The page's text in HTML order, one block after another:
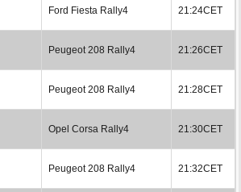
Ford Fiesta Rally4 21:24CET
Peugeot 208 Rally4 21:26CET
Peugeot 208 Rally4 21:28CET
Opel Corsa Rally4 21:30CET
Peugeot 208 Rally4 21:32CET